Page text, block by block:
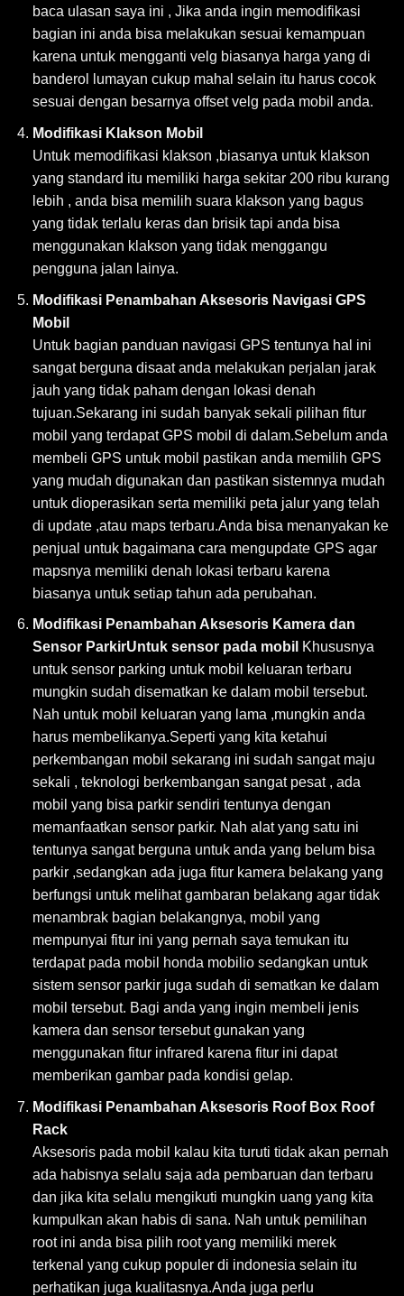
baca ulasan saya ini , Jika anda ingin memodifikasi
bagian ini anda bisa melakukan sesuai kemampuan
karena untuk mengganti velg biasanya harga yang di
banderol lumayan cukup mahal selain itu harus cocok
sesuai dengan besarnya offset velg pada mobil anda.
Modifikasi Klakson Mobil
Untuk memodifikasi klakson ,biasanya untuk klakson
yang standard itu memiliki harga sekitar 200 ribu kurang
lebih , anda bisa memilih suara klakson yang bagus
yang tidak terlalu keras dan brisik tapi anda bisa
menggunakan klakson yang tidak menggangu
pengguna jalan lainya.
Modifikasi Penambahan Aksesoris Navigasi GPS
Mobil
Untuk bagian panduan navigasi GPS tentunya hal ini
sangat berguna disaat anda melakukan perjalan jarak
jauh yang tidak paham dengan lokasi denah
tujuan.Sekarang ini sudah banyak sekali pilihan fitur
mobil yang terdapat GPS mobil di dalam.Sebelum anda
membeli GPS untuk mobil pastikan anda memilih GPS
yang mudah digunakan dan pastikan sistemnya mudah
untuk dioperasikan serta memiliki peta jalur yang telah
di update ,atau maps terbaru.Anda bisa menanyakan ke
penjual untuk bagaimana cara mengupdate GPS agar
mapsnya memiliki denah lokasi terbaru karena
biasanya untuk setiap tahun ada perubahan.
Modifikasi Penambahan Aksesoris Kamera dan
Sensor ParkirUntuk sensor pada mobil Khususnya
untuk sensor parking untuk mobil keluaran terbaru
mungkin sudah disematkan ke dalam mobil tersebut.
Nah untuk mobil keluaran yang lama ,mungkin anda
harus membelikanya.Seperti yang kita ketahui
perkembangan mobil sekarang ini sudah sangat maju
sekali , teknologi berkembangan sangat pesat , ada
mobil yang bisa parkir sendiri tentunya dengan
memanfaatkan sensor parkir. Nah alat yang satu ini
tentunya sangat berguna untuk anda yang belum bisa
parkir ,sedangkan ada juga fitur kamera belakang yang
berfungsi untuk melihat gambaran belakang agar tidak
menambrak bagian belakangnya, mobil yang
mempunyai fitur ini yang pernah saya temukan itu
terdapat pada mobil honda mobilio sedangkan untuk
sistem sensor parkir juga sudah di sematkan ke dalam
mobil tersebut. Bagi anda yang ingin membeli jenis
kamera dan sensor tersebut gunakan yang
menggunakan fitur infrared karena fitur ini dapat
memberikan gambar pada kondisi gelap.
Modifikasi Penambahan Aksesoris Roof Box Roof
Rack
Aksesoris pada mobil kalau kita turuti tidak akan pernah
ada habisnya selalu saja ada pembaruan dan terbaru
dan jika kita selalu mengikuti mungkin uang yang kita
kumpulkan akan habis di sana. Nah untuk pemilihan
root ini anda bisa pilih root yang memiliki merek
terkenal yang cukup populer di indonesia selain itu
perhatikan juga kualitasnya.Anda juga perlu